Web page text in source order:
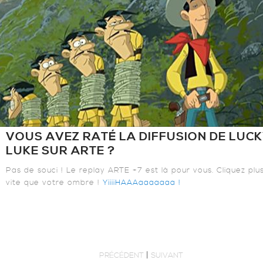
VOUS AVEZ RATÉ LA DIFFUSION DE
LUKE SUR ARTE ?
Pas de souci ! Le replay ARTE +7 est là pour vous. Cliquez
vite que votre ombre ! YiiiiHAAAaaaaaaa !
PRÉCÉDENT | SUIVANT